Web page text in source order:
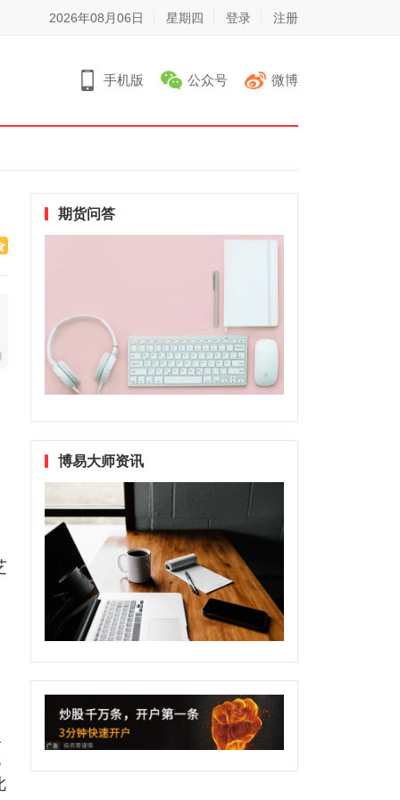
2026年08月06日 星期四 登录 注册
手机版 公众号 微博
期货问答
博易大师资讯